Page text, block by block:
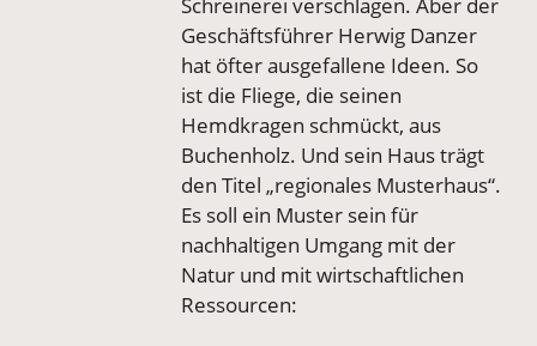
Geschäftsführer Herwig Danzer
hat öfter ausgefallene Ideen. So
ist die Fliege, die seinen
Hemdkragen schmückt, aus
Buchenholz. Und sein Haus trägt
den Titel „regionales Musterhaus“.
Es soll ein Muster sein für
nachhaltigen Umgang mit der
Natur und mit wirtschaftlichen
Ressourcen: